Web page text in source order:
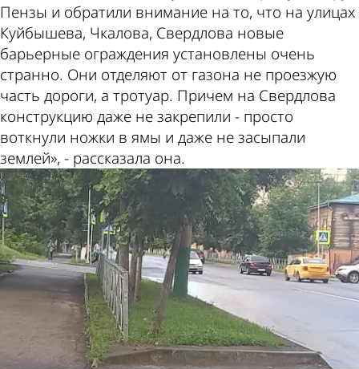
Пензы и обратили внимание на то, что на улицах
Куйбышева, Чкалова, Свердлова новые
барьерные ограждения установлены очень
странно. Они отделяют от газона не проезжую
часть дороги, а тротуар. Причем на Свердлова
конструкцию даже не закрепили - просто
воткнули ножки в ямы и даже не засыпали
землей», - рассказала она.